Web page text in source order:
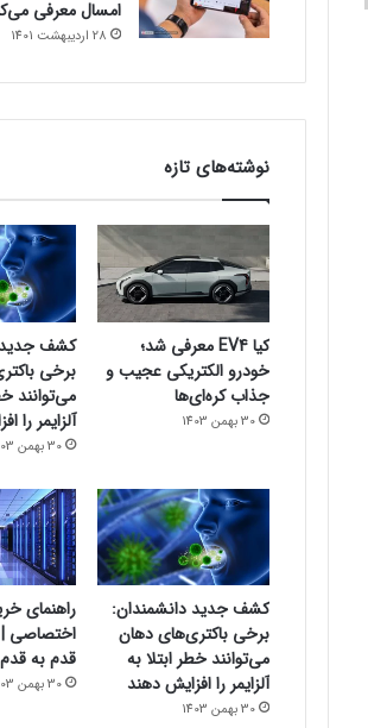
امسال معرفی
28 اردیبهشت 1401
نوشته‌های تازه
کیا EV4 معرفی شد؛
خودرو الکتریکی عجیب و
جذاب کره‌ای‌ها
30 بهمن 1403
کشف جدید
برخی
می‌توانند
آلزایمر را
30 بهمن 1403
کشف جدید دانشمندان:
برخی باکتری‌های دهان
می‌توانند خطر ابتلا به
آلزایمر را افزایش دهند
30 بهمن 1403
راهنمای
اختصاصی
قدم به قدم
30 بهمن 1403